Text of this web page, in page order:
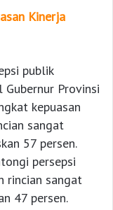
Kinerja
publik
Provinsi
kepuasan
sangat
57 persen.
persepsi
rincian sangat
47 persen.